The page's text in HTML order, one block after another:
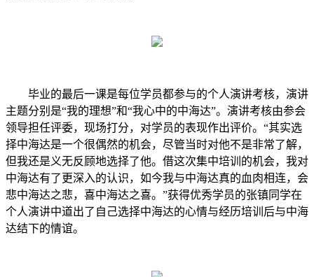
毕业的最后一课是每位学员都参与的个人演讲考核，演讲
主题分别是“我的理想”和“我心中的中海达”。演讲考核由参会
领导担任评委，现场打分，对学员的表现作出评价。“其实选
择中海达是一个很偶然的机会，尽管当时对他不是非常了解，
但我还是义无反顾地选择了他。借这次集中培训的机会，我对
中海达有了更深入的认识，如今我与中海达真的血肉相连，会
悲中海达之悲，喜中海达之喜。”获得优秀学员的张镇同学在
个人演讲中道出了自己选择中海达的心情与经历培训后与中海
达结下的情谊。